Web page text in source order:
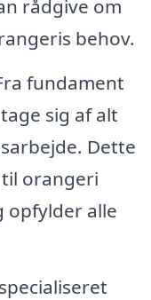
rådgive om
behov.
fundament
sig af alt
Dette
orangeri
opfylder alle